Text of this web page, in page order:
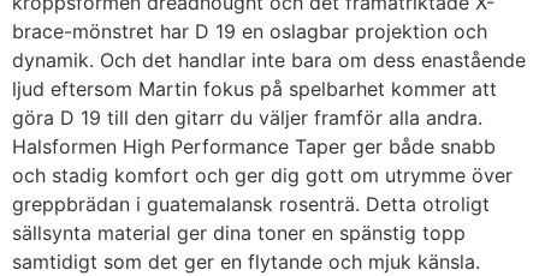
brace-mönstret har D 19 en oslagbar projektion och
dynamik. Och det handlar inte bara om dess enastående
ljud eftersom Martin fokus på spelbarhet kommer att
göra D 19 till den gitarr du väljer framför alla andra.
Halsformen High Performance Taper ger både snabb
och stadig komfort och ger dig gott om utrymme över
greppbrädan i guatemalansk rosenträ. Detta otroligt
sällsynta material ger dina toner en spänstig topp
samtidigt som det ger en flytande och mjuk känsla.